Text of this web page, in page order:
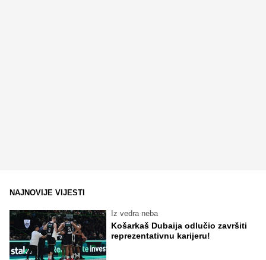
NAJNOVIJE VIJESTI
Iz vedra neba
Košarkaš Dubaija odlučio završiti
reprezentativnu karijeru!